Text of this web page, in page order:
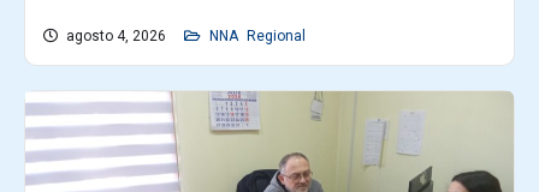
agosto 4, 2026 NNA Regional